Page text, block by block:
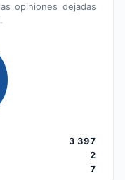
opiniones dejadas
3 397
2
7